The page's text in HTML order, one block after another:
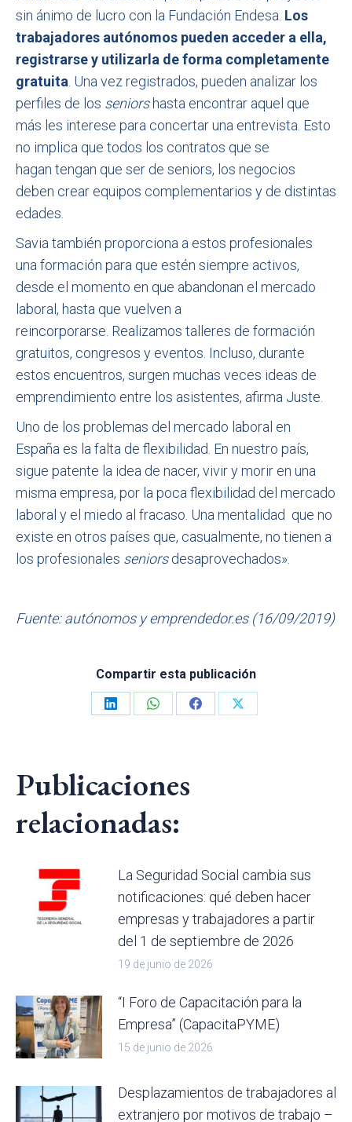
sin ánimo de lucro con la Fundación Endesa. Los
trabajadores autónomos pueden acceder a ella,
registrarse y utilizarla de forma completamente
gratuita . Una vez registrados, pueden analizar los
perfiles de los seniorshasta encontrar aquel que
más les interese para concertar una entrevista. Esto
no implica que todos los contratos que se
hagan tengan que ser de seniors, los negocios
deben crear equipos complementarios y de distintas
edades.
Savia también proporciona a estos profesionales
una formación para que estén siempre activos,
desde el momento en que abandonan el mercado
laboral, hasta que vuelven a
reincorporarse. Realizamos talleres de formación
gratuitos, congresos y eventos. Incluso, durante
estos encuentros, surgen muchas veces ideas de
emprendimiento entre los asistentes, afirma Juste.
Uno de los problemas del mercado laboral en
España es la falta de flexibilidad. En nuestro país,
sigue patente la idea de nacer, vivir y morir en una
misma empresa, por la poca flexibilidad del mercado
laboral y el miedo al fracaso. Una mentalidad que no
existe en otros países que, casualmente, no tienen a
los profesionales seniorsdesaprovechados».
Fuente: autónomos y emprendedor.es (16/09/2019)
Compartir esta publicación
Share
Share
Share
Share
Publicaciones
relacionadas:
La Seguridad Social cambia sus
notificaciones: qué deben hacer
empresas y trabajadores a partir
del 1 de septiembre de 2026
19 de junio de 2026
“I Foro de Capacitación para la
Empresa” (CapacitaPYME)
15 de junio de 2026
Desplazamientos de trabajadores al
extranjero por motivos de trabajo –